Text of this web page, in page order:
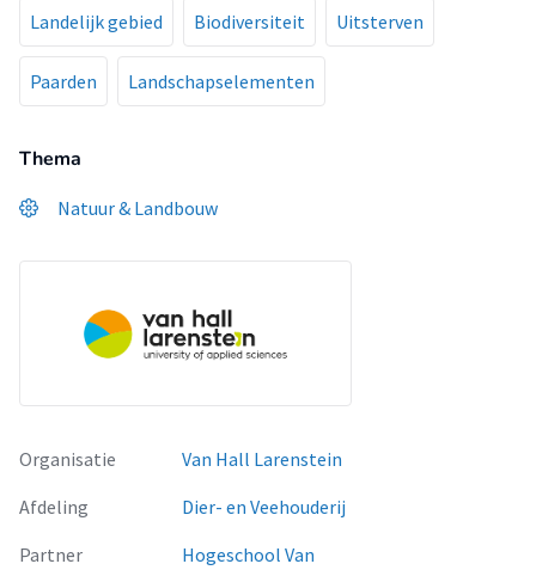
Landelijk gebied Biodiversiteit Uitsterven
Paarden Landschapselementen
Thema
Natuur & Landbouw
Organisatie
Van Hall Larenstein
Afdeling
Dier- en Veehouderij
Partner
Hogeschool Van